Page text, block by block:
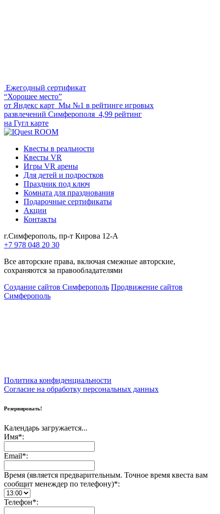
Ежегодный сертификат
“Хорошее место”
от Яндекс карт Мы №1 в рейтинге игровых
развлечений Симферополя 4,99 рейтинг
на Гугл карте
Квесты в реальности
Квесты VR
Игры VR арены
Для детей и подростков
Праздник под ключ
Комната для празднования
Подарочные сертификаты
Акции
Контакты
г.Симферополь, пр-т Кирова 12-А
+7 978 048 20 30
Все авторские права, включая смежные авторские,
сохраняются за правообладателями
Создание сайтов Симферополь Продвижение сайтов
Симферополь
Политика конфиденциальности
Согласие на обработку персональных данных
Резервировать!
Календарь загружается...
Имя*:
Email*:
Время (является предварительным. Точное время квеста вам
сообщит менеждер по телефону)*:
Телефон*: